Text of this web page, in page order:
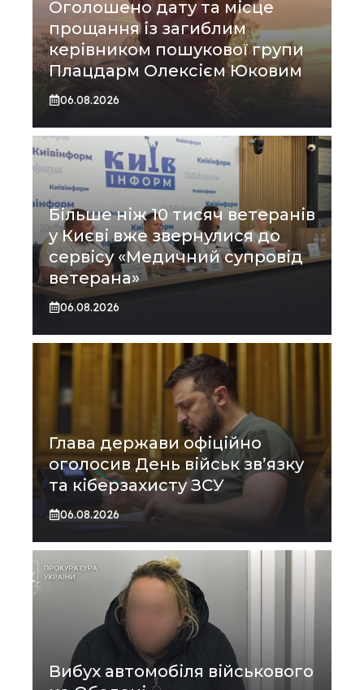
Оголошено дату та місце
прощання із загиблим
керівником пошукової групи
Плацдарм Олексієм Юковим
06.08.2026
Більше ніж 10 тисяч ветеранів
у Києві вже звернулися до
сервісу «Медичний супровід
ветерана»
06.08.2026
Глава держави офіційно
оголосив День військ зв’язку
та кіберзахисту ЗСУ
06.08.2026
Вибух автомобіля військового